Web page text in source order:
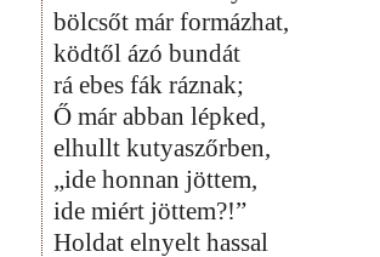
bölcsőt már formázhat,
ködtől ázó bundát
rá ebes fák ráznak;
Ő már abban lépked,
elhullt kutyaszőrben,
„ide honnan jöttem,
ide miért jöttem?!”
Holdat elnyelt hassal